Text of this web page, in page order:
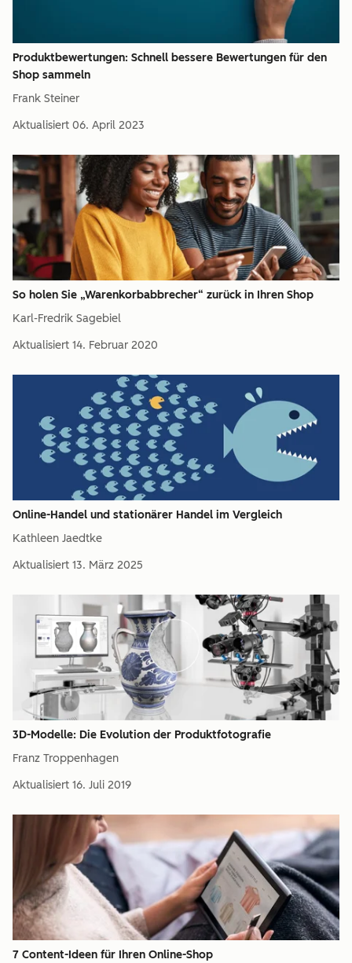
Produktbewertungen: Schnell bessere Bewertungen für den
Shop sammeln
Frank Steiner
Aktualisiert 06. April 2023
So holen Sie „Warenkorbabbrecher“ zurück in Ihren Shop
Karl-Fredrik Sagebiel
Aktualisiert 14. Februar 2020
Online-Handel und stationärer Handel im Vergleich
Kathleen Jaedtke
Aktualisiert 13. März 2025
3D-Modelle: Die Evolution der Produktfotografie
Franz Troppenhagen
Aktualisiert 16. Juli 2019
7 Content-Ideen für Ihren Online-Shop